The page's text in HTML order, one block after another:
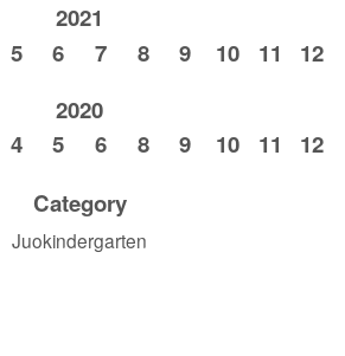
2021
5 6 7 8 9 10 11
12
2020
4 5 6 8 9 10 11
12
Category
Juokindergarten